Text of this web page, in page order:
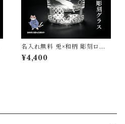
名入れ無料 兎×和柄 彫刻ロッ
クグラス 干支 和モダン ギフト
におすすめ
¥4,400